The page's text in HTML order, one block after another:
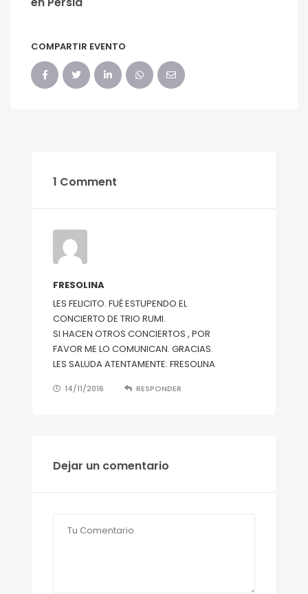
COMPARTIR EVENTO
1 Comment
FRESOLINA
LES FELICITO. FUÉ ESTUPENDO EL
CONCIERTO DE TRIO RUMI.
SI HACEN OTROS CONCIERTOS , POR
FAVOR ME LO COMUNICAN. GRACIAS.
LES SALUDA ATENTAMENTE: FRESOLINA
14/11/2016 RESPONDER
Dejar un comentario